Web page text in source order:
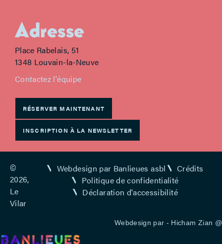
Adresse
Place Rabelais, 51
1348 Louvain-la-Neuve
Contactez l'équipe
RÉSERVER MAINTENANT
INSCRIPTION À LA NEWSLETTER
©
2026,
Le
Vilar
Webdesign par Banlieues asbl
Crédits
Politique de confidentialité
Déclaration d'accessibilité
Webdesign par - Hicham Zian @